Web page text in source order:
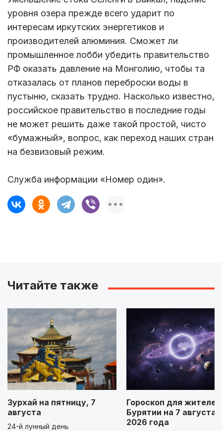
уровня озера прежде всего ударит по
интересам иркутских энергетиков и
производителей алюминия. Сможет ли
промышленное лобби убедить правительство
РФ оказать давление на Монголию, чтобы та
отказалась от планов переброски воды в
пустыню, сказать трудно. Насколько известно,
российское правительство в последние годы
не может решить даже такой простой, чисто
«бумажный», вопрос, как переход наших стран
на безвизовый режим.
Служба информации «Номер один».
Читайте также
Зурхай на пятницу, 7
августа
24-й лунный день
Гороскоп для жителей
Бурятии на 7 августа
2026 года